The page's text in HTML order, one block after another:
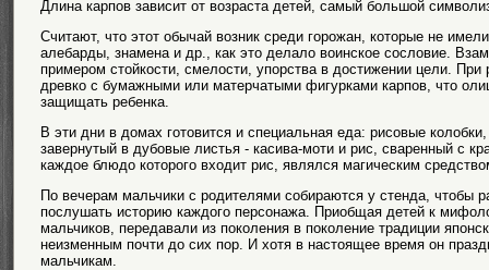
Длина карпов зависит от возраста детей, самый большой
Считают, что этот обычай возник среди горожан, которые не
алебарды, знамена и др., как это делало воинское сословие.
примером стойкости, смелости, упорства в достижении цели.
древко с бумажными или матерчатыми фигурками карпов, что
защищать ребенка.
В эти дни в домах готовится и специальная еда: рисовые
завернутый в дубовые листья - касива-моти и рис, сваренный с
каждое блюдо которого входит рис, являлся магическим
По вечерам мальчики с родителями собираются у стенда, чтобы
послушать историю каждого персонажа. Приобщая детей к
мальчиков, передавали из поколения в поколение традиции
неизменным почти до сих пор. И хотя в настоящее время он
мальчикам.